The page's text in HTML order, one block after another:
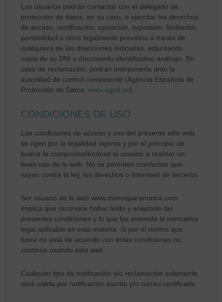
Los usuarios podrán contactar con el delegado de
protección de datos, en su caso, o ejercitar los derechos
de acceso, rectificación, oposición, supresión, limitación,
portabilidad u otros legalmente previstos a través de
cualquiera de las direcciones indicadas, adjuntando
copia de su DNI o documento identificativo análogo. En
caso de reclamación, podrán interponerla ante la
autoridad de control competente (Agencia Española de
Protección de Datos,www.agpd.es).
CONDICIONES DE USO
Las condiciones de acceso y uso del presente sitio web
se rigen por la legalidad vigente y por el principio de
buena fe comprometiéndose el usuario a realizar un
buen uso de la web. No se permiten conductas que
vayan contra la ley, los derechos o intereses de terceros.
Ser usuario de la web www.mimosparamama.com
implica que reconoce haber leído y aceptado las
presentes condiciones y lo que las extienda la normativa
legal aplicable en esta materia. Si por el motivo que
fuere no está de acuerdo con estas condiciones no
continúe usando esta web.
Cualquier tipo de notificación y/o reclamación solamente
será válida por notificación escrita y/o correo certificado.